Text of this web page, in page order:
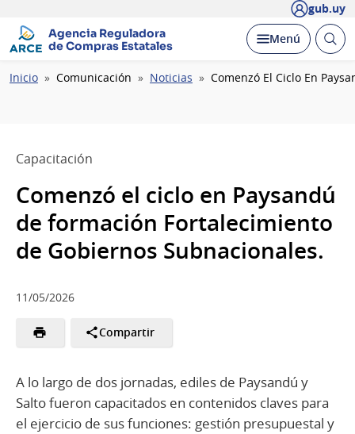
gub.uy
Agencia Reguladora
de Compras Estatales
Desplegar
Menú Abrir
Ruta
Inicio Comunicación Noticias Comenzó El Ciclo En
Capacitación
Comenzó el ciclo en Paysandú
de formación Fortalecimiento
de Gobiernos Subnacionales.
11/05/2026
Compartir
A lo largo de dos jornadas, ediles de Paysandú y
Salto fueron capacitados en contenidos claves para
el ejercicio de sus funciones: gestión presupuestal y